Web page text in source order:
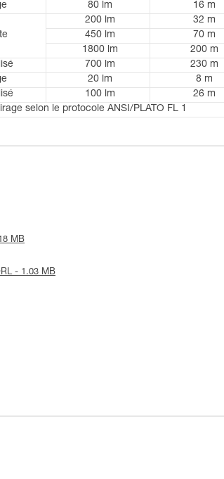
80 lm 16 m
200 lm 32 m
450 lm 70 m
1800 lm 200 m
700 lm 230 m
20 lm 8 m
100 lm 26 m
selon le protocole ANSI/PLATO FL 1
MB
- 1.03 MB